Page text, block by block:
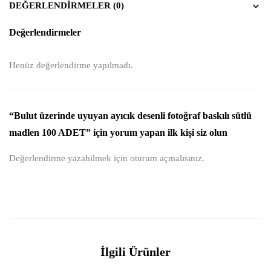
DEĞERLENDIRMELER (0)
Değerlendirmeler
Henüz değerlendirme yapılmadı.
“Bulut üzerinde uyuyan ayıcık desenli fotoğraf baskılı sütlü
madlen 100 ADET” için yorum yapan ilk kişi siz olun
Değerlendirme yazabilmek için oturum açmalısınız.
İlgili Ürünler